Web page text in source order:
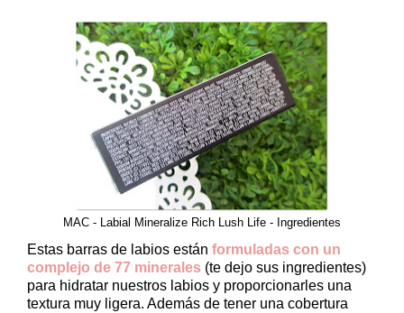
MAC - Labial Mineralize Rich Lush Life - Ingredientes
Estas barras de labios están formuladas con un
complejo de 77 minerales (te dejo sus ingredientes)
para hidratar nuestros labios y proporcionarles una
textura muy ligera. Además de tener una cobertura